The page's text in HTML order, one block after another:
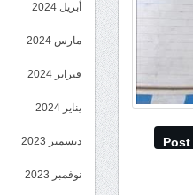
Post
أبريل 2024
مارس 2024
فبراير 2024
يناير 2024
ديسمبر 2023
نوفمبر 2023